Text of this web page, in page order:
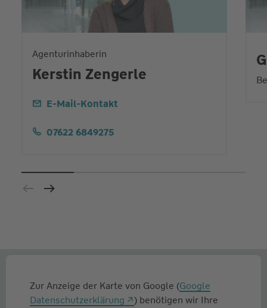
Agenturinhaberin
Kerstin Zengerle
E-Mail-Kontakt
07622 6849275
Zur Anzeige der Karte von Google (Google
Datenschutzerklärung
) benötigen wir Ihre